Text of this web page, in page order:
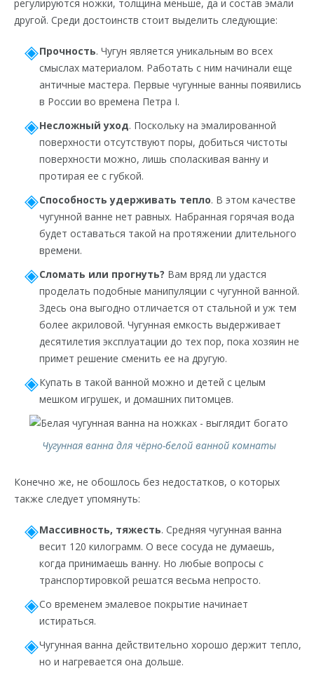
регулируются ножки, толщина меньше, да и состав эмали
другой. Среди достоинств стоит выделить следующие:
Прочность. Чугун является уникальным во всех
смыслах материалом. Работать с ним начинали еще
античные мастера. Первые чугунные ванны появились
в России во времена Петра I.
Несложный уход. Поскольку на эмалированной
поверхности отсутствуют поры, добиться чистоты
поверхности можно, лишь споласкивая ванну и
протирая ее с губкой.
Способность удерживать тепло. В этом качестве
чугунной ванне нет равных. Набранная горячая вода
будет оставаться такой на протяжении длительного
времени.
Сломать или прогнуть? Вам вряд ли удастся
проделать подобные манипуляции с чугунной ванной.
Здесь она выгодно отличается от стальной и уж тем
более акриловой. Чугунная емкость выдерживает
десятилетия эксплуатации до тех пор, пока хозяин не
примет решение сменить ее на другую.
Купать в такой ванной можно и детей с целым
мешком игрушек, и домашних питомцев.
Чугунная ванна для чёрно-белой ванной комнаты
Конечно же, не обошлось без недостатков, о которых
также следует упомянуть:
Массивность, тяжесть. Средняя чугунная ванна
весит 120 килограмм. О весе сосуда не думаешь,
когда принимаешь ванну. Но любые вопросы с
транспортировкой решатся весьма непросто.
Со временем эмалевое покрытие начинает
истираться.
Чугунная ванна действительно хорошо держит тепло,
но и нагревается она дольше.